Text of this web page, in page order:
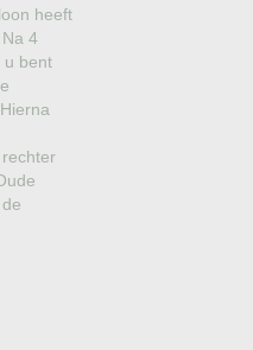
heeft
4
u bent